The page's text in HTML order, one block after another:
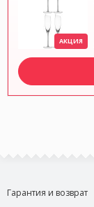
АКЦИЯ
Гарантия и возврат